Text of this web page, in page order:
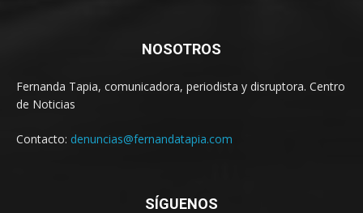
NOSOTROS
Fernanda Tapia, comunicadora, periodista y disruptora. Centro
de Noticias
Contacto: denuncias@fernandatapia.com
SÍGUENOS